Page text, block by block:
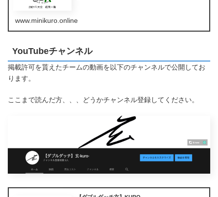
www.minikuro.online
YouTubeチャンネル
掲載許可を貰えたチームの動画を以下のチャンネルで公開してお
ります。
ここまで読んだ方、、、どうかチャンネル登録してください。